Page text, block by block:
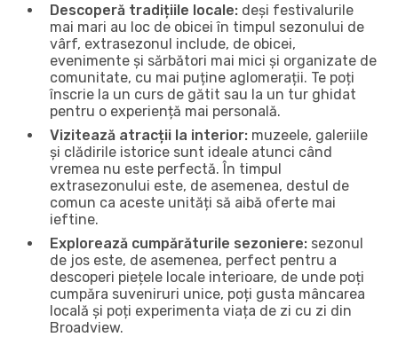
Descoperă tradițiile locale: deși festivalurile
mai mari au loc de obicei în timpul sezonului de
vârf, extrasezonul include, de obicei,
evenimente și sărbători mai mici și organizate de
comunitate, cu mai puține aglomerații. Te poți
înscrie la un curs de gătit sau la un tur ghidat
pentru o experiență mai personală.
Vizitează atracții la interior: muzeele, galeriile
și clădirile istorice sunt ideale atunci când
vremea nu este perfectă. În timpul
extrasezonului este, de asemenea, destul de
comun ca aceste unități să aibă oferte mai
ieftine.
Explorează cumpărăturile sezoniere: sezonul
de jos este, de asemenea, perfect pentru a
descoperi piețele locale interioare, de unde poți
cumpăra suveniruri unice, poți gusta mâncarea
locală și poți experimenta viața de zi cu zi din
Broadview.